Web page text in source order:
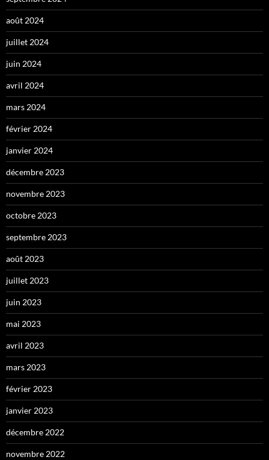
août 2024
juillet 2024
juin 2024
avril 2024
mars 2024
février 2024
janvier 2024
décembre 2023
novembre 2023
octobre 2023
septembre 2023
août 2023
juillet 2023
juin 2023
mai 2023
avril 2023
mars 2023
février 2023
janvier 2023
décembre 2022
novembre 2022